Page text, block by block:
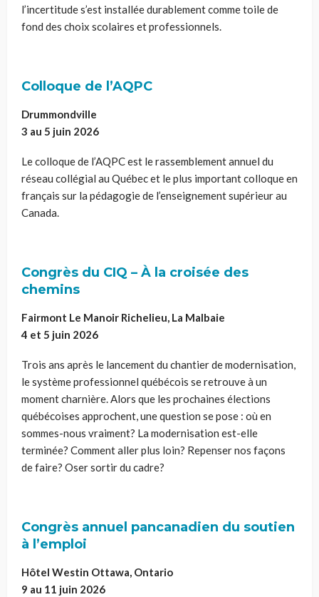
l’incertitude s’est installée durablement comme toile de
fond des choix scolaires et professionnels.
Colloque de l’AQPC
Drummondville
3 au 5 juin 2026
Le colloque de l’AQPC est le rassemblement annuel du
réseau collégial au Québec et le plus important colloque en
français sur la pédagogie de l’enseignement supérieur au
Canada.
Congrès du CIQ – À la croisée des
chemins
Fairmont Le Manoir Richelieu, La Malbaie
4 et 5 juin 2026
Trois ans après le lancement du chantier de modernisation,
le système professionnel québécois se retrouve à un
moment charnière. Alors que les prochaines élections
québécoises approchent, une question se pose : où en
sommes-nous vraiment? La modernisation est-elle
terminée? Comment aller plus loin? Repenser nos façons
de faire? Oser sortir du cadre?
Congrès annuel pancanadien du soutien
à l’emploi
Hôtel Westin Ottawa, Ontario
9 au 11 juin 2026